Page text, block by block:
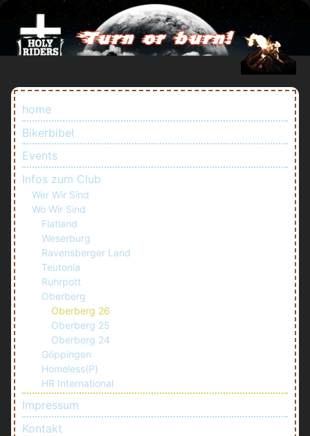
home
Bikerbibel
Events
Infos zum Club
Wer Wir Sind
Wo Wir Sind
Flatland
Weserburg
Ravensberger Land
Teutonia
Ruhrpott
Oberberg
Oberberg 26
Oberberg 25
Oberberg 24
Göppingen
Homeless(P)
HR International
Impressum
Kontakt